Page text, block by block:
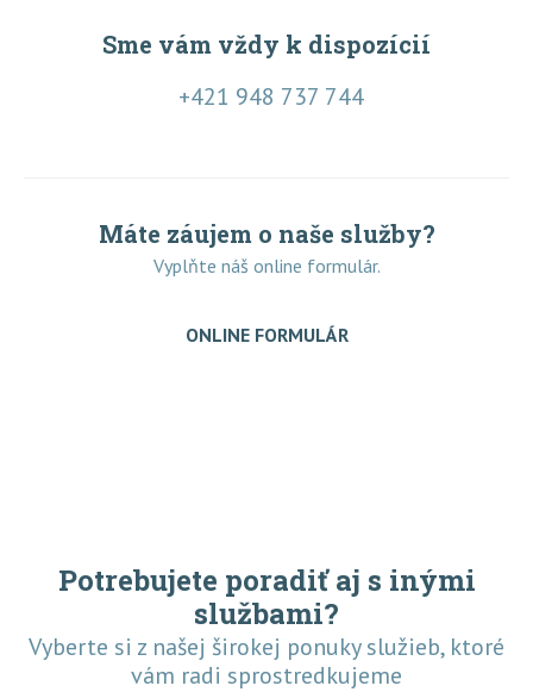
Sme vám vždy k dispozícií
+421 948 737 744
Máte záujem o naše služby?
Vyplňte náš online formulár.
ONLINE FORMULÁR
Potrebujete poradiť aj s inými
službami?
Vyberte si z našej širokej ponuky služieb, ktoré
vám radi sprostredkujeme